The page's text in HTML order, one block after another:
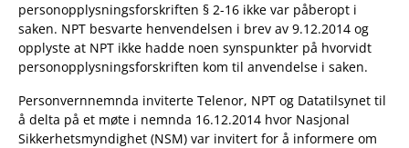
personopplysningsforskriften § 2-16 ikke var påberopt i
saken. NPT besvarte henvendelsen i brev av 9.12.2014 og
opplyste at NPT ikke hadde noen synspunkter på hvorvidt
personopplysningsforskriften kom til anvendelse i saken.
Personvernnemnda inviterte Telenor, NPT og Datatilsynet til
å delta på et møte i nemnda 16.12.2014 hvor Nasjonal
Sikkerhetsmyndighet (NSM) var invitert for å informere om